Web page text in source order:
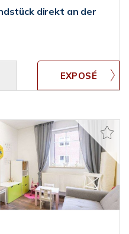
direkt an der